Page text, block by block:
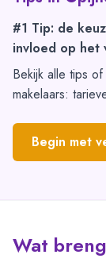
#1 Tip: de
invloed op het
Bekijk alle tips
makelaars:
Begin met
Wat